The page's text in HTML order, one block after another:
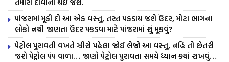
પાંજરામાં મૂકી દો આ એક વસ્તુ, તરત પકડાય જશે ઉંદર, મોટા ભાગના
લોકો નથી જાણતા ઉંદર પકડવા માટે પાંજરામાં શું મૂકવું?
પેટ્રોલ પુરાવતી વખતે ઝીરો પહેલા જોઈ લેજો આ વસ્તુ, નહિ તો છેતરી
જશે પેટ્રોલ પંપ વાળા… જાણો પેટ્રોલ પુરાવતા સમયે ધ્યાન ક્યાં રાખવું…